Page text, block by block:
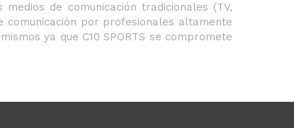
de comunicación tradicionales (TV,
por profesionales altamente
ya que C10 SPORTS se compromete